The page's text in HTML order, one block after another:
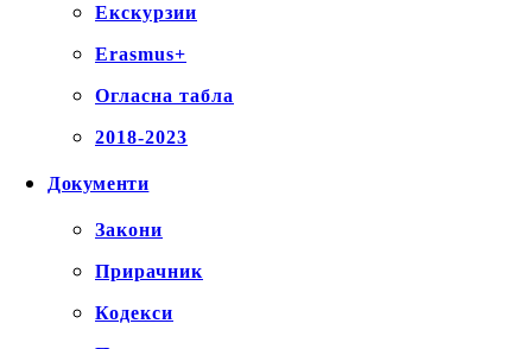
Екскурзии
Erasmus+
Огласна табла
2018-2023
Документи
Закони
Прирачник
Кодекси